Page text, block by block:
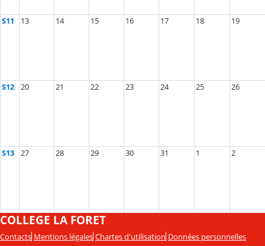
S11 13 14 15 16 17 18 19
S12 20 21 22 23 24 25 26
S13 27 28 29 30 31 1 2
COLLEGE LA FORET
Contacts Mentions légales Chartes d'utilisation Données personnelles